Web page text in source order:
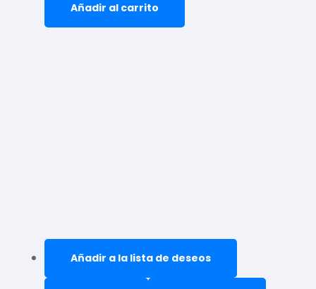
Añadir al carrito
Añadir a la lista de deseos